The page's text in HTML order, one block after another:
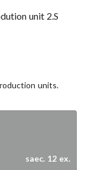
unit 2.S
units.
saec. 12 ex.